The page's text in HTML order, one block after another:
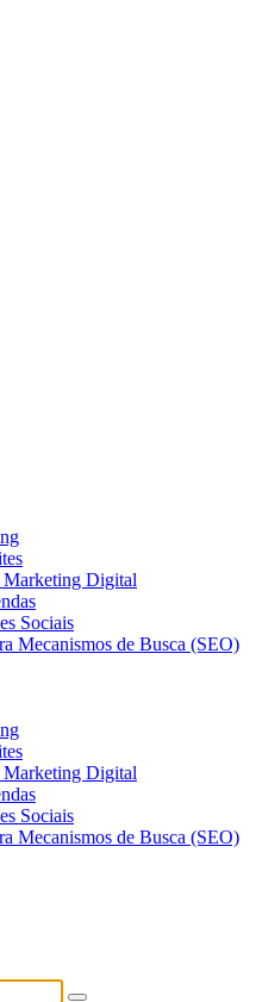
Marketing Digital
Sociais
Mecanismos de Busca (SEO)
Marketing Digital
Sociais
Mecanismos de Busca (SEO)